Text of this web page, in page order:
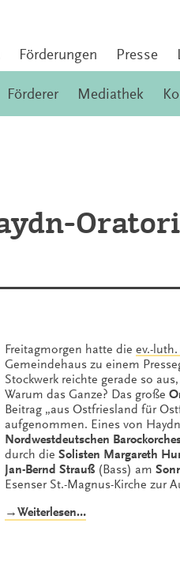
Förderungen Presse
Förderer Mediathek
Freitagmorgen hatte die ev.-
Gemeindehaus zu einem
Stockwerk reichte gerade so
Warum das Ganze? Das große
Beitrag „aus Ostfriesland für
aufgenommen. Eines von
Nordwestdeutschen
durch die Solisten Margareth
Jan-Bernd Strauß (Bass) am
Esenser St.-Magnus-Kirche zur
→Weiterlesen…„Die